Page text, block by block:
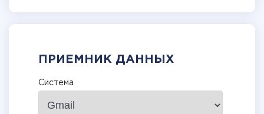
ПРИЕМНИК ДАННЫХ
Система